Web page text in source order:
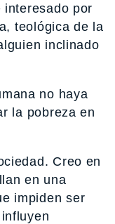
por
teológica de la
inclinado
no haya
la pobreza en
Creo en
en una
impiden ser